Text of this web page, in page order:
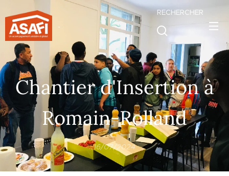
.
RECHERCHER
Chantier d'Insertion à
Romain-Rolland
16/07/2024